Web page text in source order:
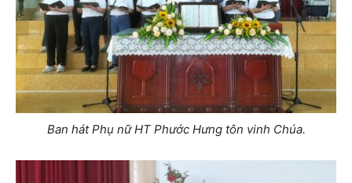
Ban hát Phụ nữ HT Phước Hưng tôn vinh Chúa.